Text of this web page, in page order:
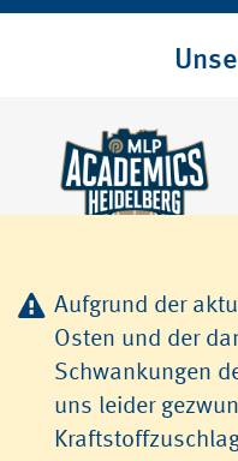
© 2026 TLS Transfer &
Jobs
AGB
Aufgrund der
Osten und der
Schwankungen
uns leider